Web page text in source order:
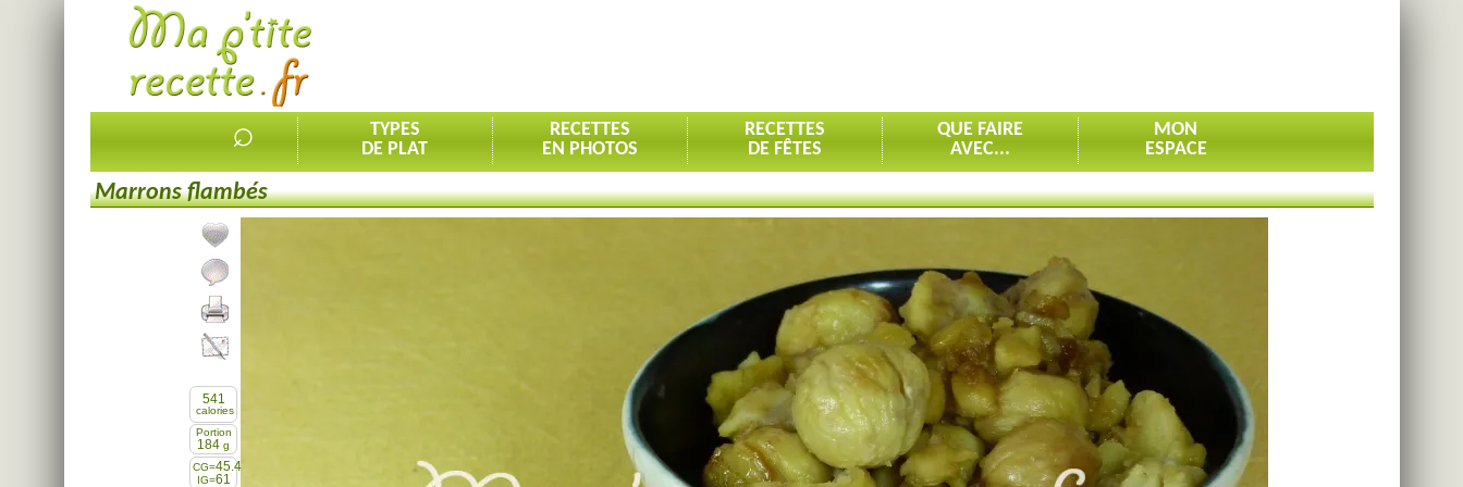
⌕
TYPES
DE PLAT
RECETTES
EN PHOTOS
RECETTES
DE FÊTES
QUE FAIRE
AVEC...
MON
ESPACE
Marrons flambés
541
calories
Portion
184 g
CG=45.4
IG=61